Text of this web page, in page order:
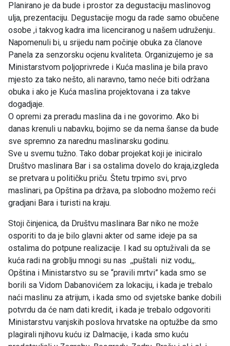
Planirano je da bude i prostor za degustaciju maslinovog
ulja, prezentaciju. Degustacije mogu da rade samo obučene
osobe ,i takvog kadra ima licenciranog u našem udruženju..
Napomenuli bi, u srijedu nam počinje obuka za članove
Panela za senzorsku ocjenu kvaliteta. Organizujemo je sa
Ministarstvom poljoprivrede i Kuća maslina je bila pravo
mjesto za tako nešto, ali naravno, tamo neće biti održana
obuka i ako je Kuća maslina projektovana i za takve
dogadjaje.
O opremi za preradu maslina da i ne govorimo. Ako bi
danas krenuli u nabavku, bojimo se da nema šanse da bude
sve spremno za narednu maslinarsku godinu.
Sve u svemu tužno. Tako dobar projekat koji je iniciralo
Društvo maslinara Bar i sa ostalima dovelo do kraja,izgleda
se pretvara u političku priču. Štetu trpimo svi, prvo
maslinari, pa Opština pa država, pa slobodno možemo reći
gradjani Bara i turisti na kraju.
Stoji činjenica, da Društvu maslinara Bar niko ne može
osporiti to da je bilo glavni akter od same ideje pa sa
ostalima do potpune realizacije. I kad su optuživali da se
kuća radi na groblju mnogi su nas ,,puštali niz vodu,,.
Opština i Ministarstvo su se “pravili mrtvi” kada smo se
borili sa Vidom Dabanovićem za lokaciju, i kada je trebalo
naći maslinu za atrijum, i kada smo od svjetske banke dobili
potvrdu da će nam dati kredit, i kada je trebalo odgovoriti
Ministarstvu vanjskih poslova hrvatske na optužbe da smo
plagirali njihovu kuću iz Dalmacije, i kada smo kuću